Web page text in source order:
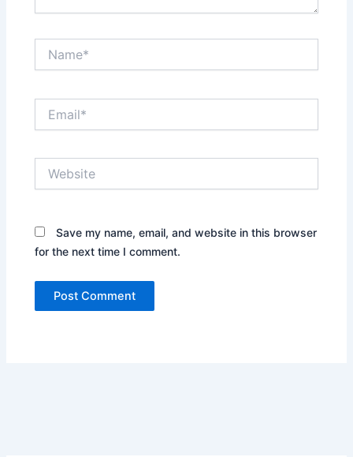
Save my name, email, and website in this browser
for the next time I comment.